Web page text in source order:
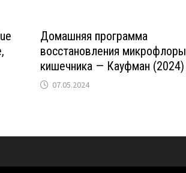
Домашняя программа
восстановления микрофлоры
кишечника — Кауфман (2024)
07.05.2024